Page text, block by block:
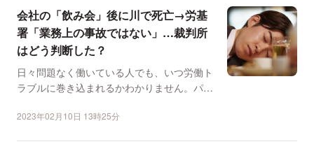
会社の「飲み会」後に川で死亡→労基
署「業務上の事故ではない」…裁判所
はどう判断した？
日々問題なく働いている人でも、いつ労働ト
ラブルに巻き込まれるかわかりません。パワ
2023年02月10日 13時25分